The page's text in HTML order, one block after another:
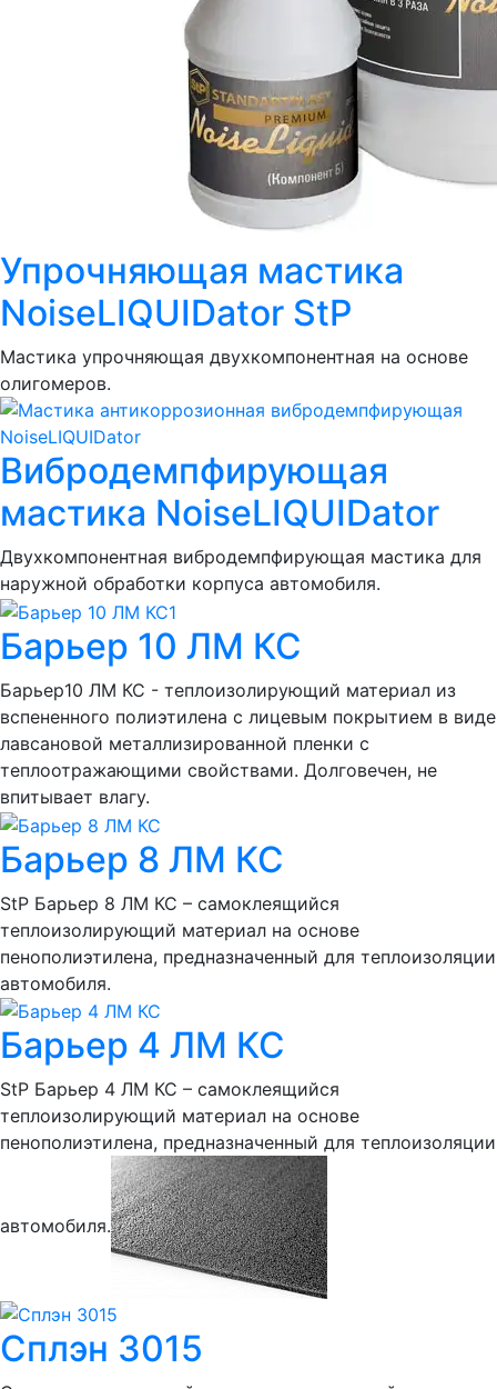
Упрочняющая мастика
NoiseLIQUIDator StP
Мастика упрочняющая двухкомпонентная на основе
олигомеров.
Вибродемпфирующая
мастика NoiseLIQUIDator
Двухкомпонентная вибродемпфирующая мастика для
наружной обработки корпуса автомобиля.
Барьер 10 ЛМ КС
Барьер10 ЛМ КС - теплоизолирующий материал из
вспененного полиэтилена с лицевым покрытием в виде
лавсановой металлизированной пленки с
теплоотражающими свойствами. Долговечен, не
впитывает влагу.
Барьер 8 ЛМ КС
StP Барьер 8 ЛМ КС – самоклеящийся
теплоизолирующий материал на основе
пенополиэтилена, предназначенный для теплоизоляции
автомобиля.
Барьер 4 ЛМ КС
StP Барьер 4 ЛМ КС – самоклеящийся
теплоизолирующий материал на основе
пенополиэтилена, предназначенный для теплоизоляции
автомобиля.
Сплэн 3015